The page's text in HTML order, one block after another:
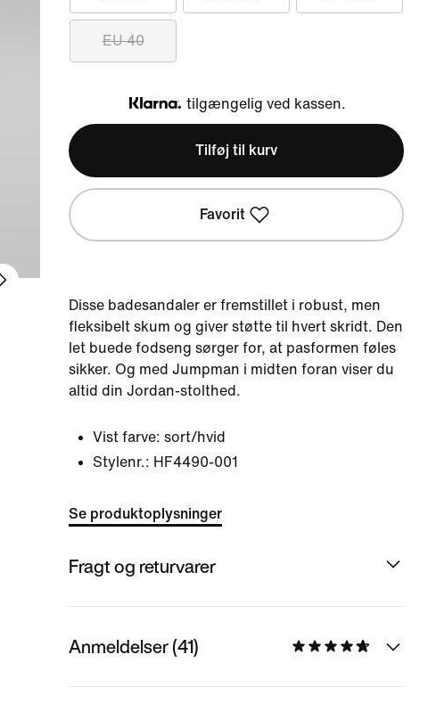
EU 40
Klarna
tilgængelig ved kassen.
Tilføj til kurv
Favorit
Disse badesandaler er fremstillet i robust, men
fleksibelt skum og giver støtte til hvert skridt. Den
let buede fodseng sørger for, at pasformen føles
sikker. Og med Jumpman i midten foran viser du
altid din Jordan-stolthed.
Vist farve: sort/hvid
Stylenr.: HF4490-001
Se produktoplysninger
Fragt og returvarer
Anmeldelser (41)